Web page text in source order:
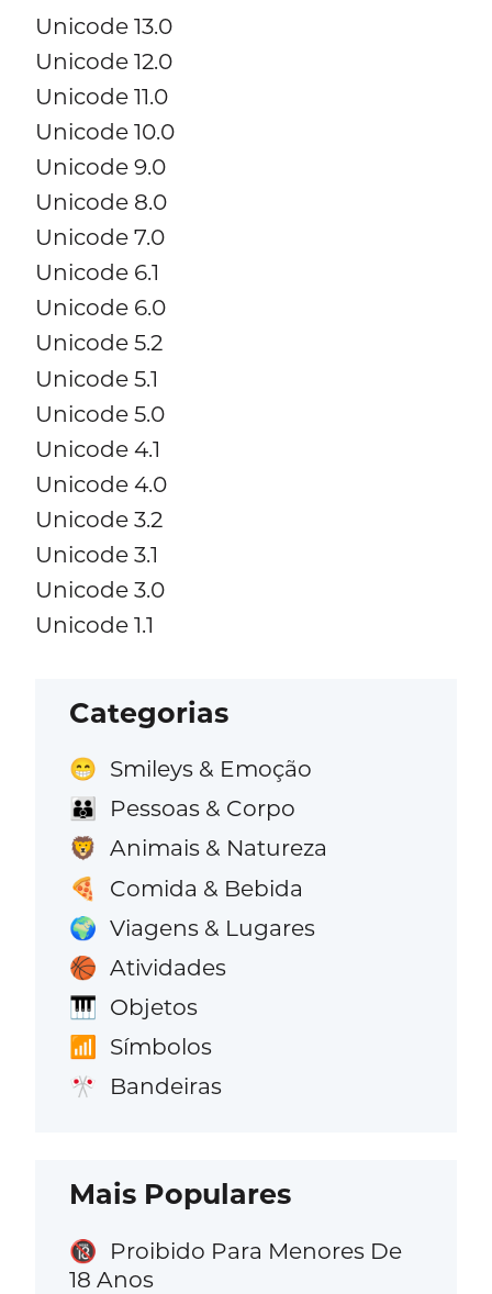
Unicode 13.0
Unicode 12.0
Unicode 11.0
Unicode 10.0
Unicode 9.0
Unicode 8.0
Unicode 7.0
Unicode 6.1
Unicode 6.0
Unicode 5.2
Unicode 5.1
Unicode 5.0
Unicode 4.1
Unicode 4.0
Unicode 3.2
Unicode 3.1
Unicode 3.0
Unicode 1.1
Categorias
😁 Smileys & Emoção
👪 Pessoas & Corpo
🦁 Animais & Natureza
🍕 Comida & Bebida
🌍 Viagens & Lugares
🏀 Atividades
🎹 Objetos
📶 Símbolos
🎌 Bandeiras
Mais Populares
🔞
Proibido Para Menores De
18 Anos